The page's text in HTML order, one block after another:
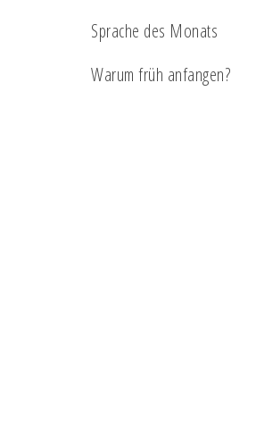
Sprache des Monats
Warum früh anfangen?